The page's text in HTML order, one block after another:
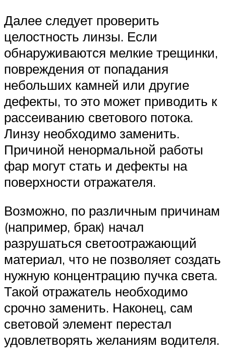
Далее следует проверить
целостность линзы. Если
обнаруживаются мелкие трещинки,
повреждения от попадания
небольших камней или другие
дефекты, то это может приводить к
рассеиванию светового потока.
Линзу необходимо заменить.
Причиной ненормальной работы
фар могут стать и дефекты на
поверхности отражателя.
Возможно, по различным причинам
(например, брак) начал
разрушаться светоотражающий
материал, что не позволяет создать
нужную концентрацию пучка света.
Такой отражатель необходимо
срочно заменить. Наконец, сам
световой элемент перестал
удовлетворять желаниям водителя.